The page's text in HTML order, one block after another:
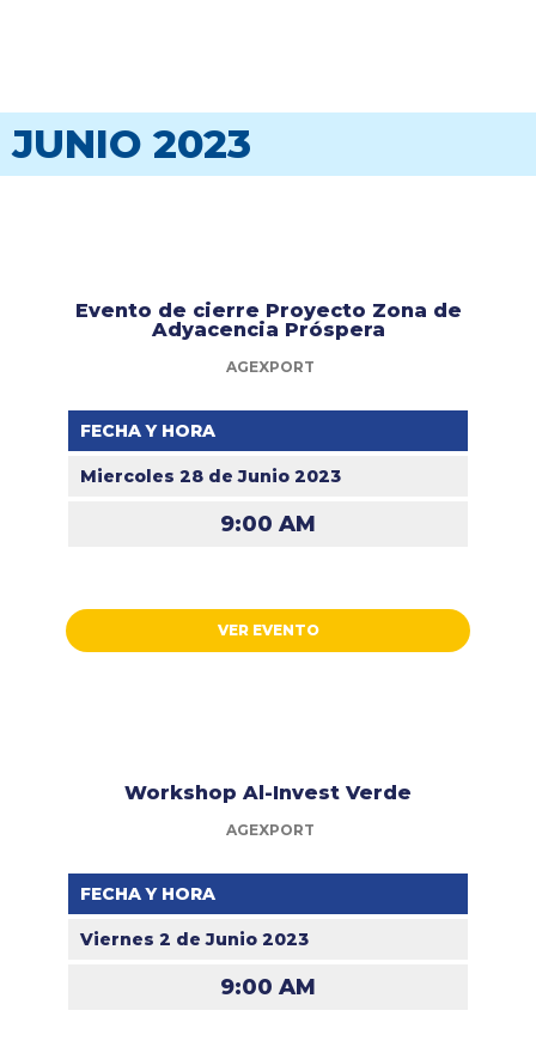
JUNIO 2023
Evento de cierre Proyecto Zona de
Adyacencia Próspera
AGEXPORT
FECHA Y HORA
Miercoles 28 de Junio 2023
9:00 AM
VER EVENTO
Workshop Al-Invest Verde
AGEXPORT
FECHA Y HORA
Viernes 2 de Junio 2023
9:00 AM